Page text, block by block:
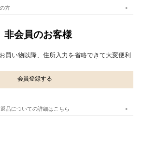
方
非会員のお客様
買い物以降、住所入力を省略できて大変便利
会員登録する
返品についての詳細はこちら